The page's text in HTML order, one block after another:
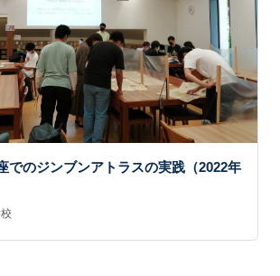
でのジンブンアトラスの実践（2022年